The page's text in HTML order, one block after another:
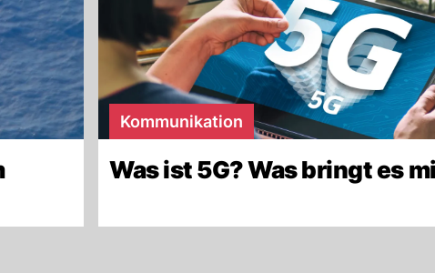
Kommunikation
Was ist 5G? Was bringt es